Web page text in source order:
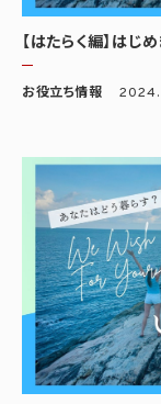
【はたらく編】はじ
お役立ち情報